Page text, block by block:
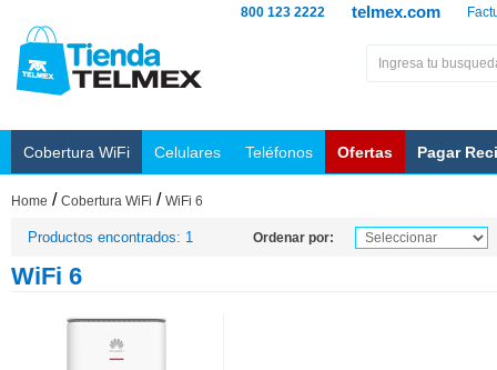
telmex.com
800 123 2222
Cobertura WiFi Celulares Teléfonos Ofertas Pagar
Home / Cobertura WiFi / WiFi 6
Productos encontrados: 1 Ordenar por:
WiFi 6